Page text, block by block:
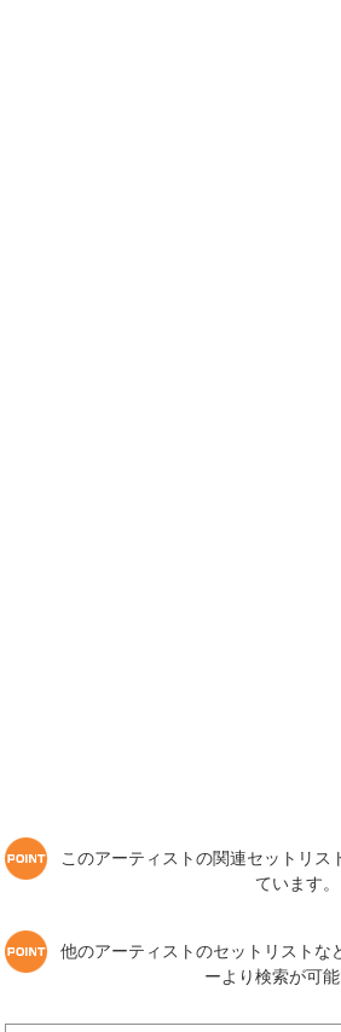
このアーティストの関連セットリス
ています。
他のアーティストのセットリストな
ーより検索が可能